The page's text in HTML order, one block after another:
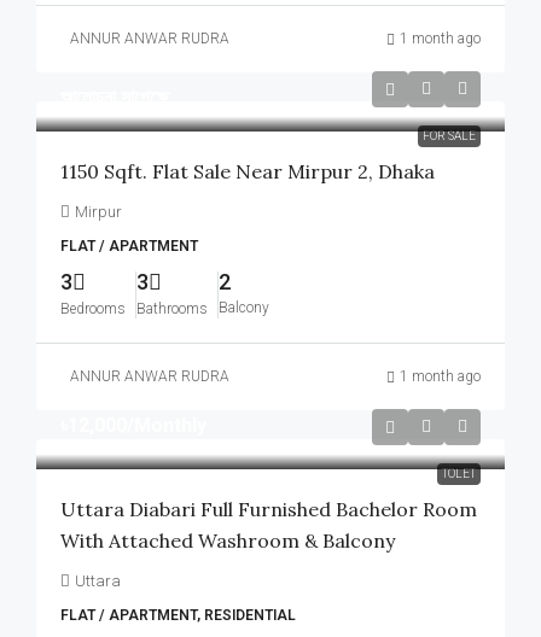
ANNUR ANWAR RUDRA 1 month ago
FOR SALE
1150 Sqft. Flat Sale Near Mirpur 2, Dhaka
Mirpur
FLAT / APARTMENT
3
Bedrooms
3
Bathrooms
2
Balcony
ANNUR ANWAR RUDRA 1 month ago
TOLET
Uttara Diabari Full Furnished Bachelor Room
With Attached Washroom & Balcony
Uttara
FLAT / APARTMENT, RESIDENTIAL